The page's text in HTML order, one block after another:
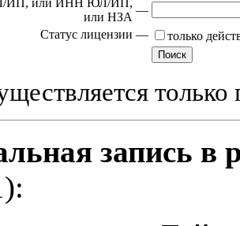
ИП, или ИНН ЮЛ/ИП,
или НЗА
—
Статус лицензии — только
запись в